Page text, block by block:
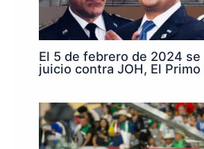
El 5 de febrero de 2024 se
juicio contra JOH, El Primo